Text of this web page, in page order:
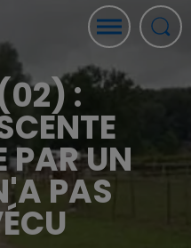
:
PAR UN
PAS